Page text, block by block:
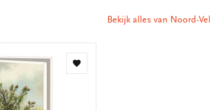
Bekijk alles van Noord-
Toevoegen